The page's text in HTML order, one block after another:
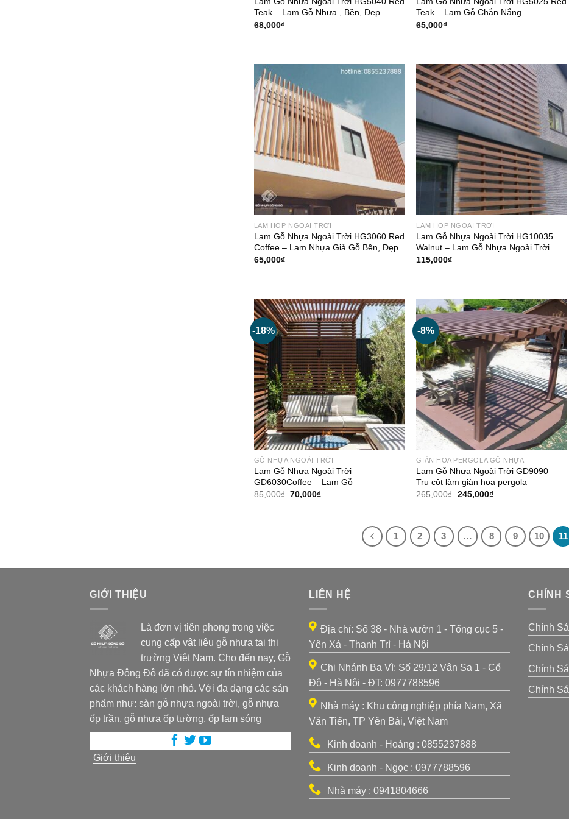
Teak – Lam Gỗ Nhựa , Bền, Đẹp
68,000₫
Teak – Lam Gỗ Chắn Nắng
65,000₫
LAM HỘP NGOÀI TRỜI
Lam Gỗ Nhựa Ngoài Trời HG3060 Red
Coffee – Lam Nhựa Giả Gỗ Bền, Đẹp
65,000₫
LAM HỘP NGOÀI TRỜI
Lam Gỗ Nhựa Ngoài Trời HG10035
Walnut – Lam Gỗ Nhựa Ngoài Trời
115,000₫
-18%
GỖ NHỰA NGOÀI TRỜI
Lam Gỗ Nhựa Ngoài Trời
GD6030Coffee – Lam Gỗ
85,000₫ Giá
70,000₫Giá
-8%
GIÀN HOA PERGOLA GỖ NHỰA
Lam Gỗ Nhựa Ngoài Trời GD9090 –
Trụ cột làm giàn hoa pergola
265,000₫ Giá
245,000₫Giá
245,000₫.
1 2 3 … 8 9 10 11
GIỚI THIỆU
Là đơn vị tiên phong trong việc
cung cấp vật liệu gỗ nhựa tại thị
trường Việt Nam. Cho đến nay, Gỗ
Nhựa Đông Đô đã có được sự tín nhiệm của
các khách hàng lớn nhỏ. Với đa dạng các sản
phẩm như: sàn gỗ nhựa ngoài trời, gỗ nhựa
ốp trần, gỗ nhựa ốp tường, ốp lam sóng
Giới thiệu
LIÊN HỆ
Địa chỉ: Số 38 - Nhà vườn 1 - Tổng cục 5 -
Yên Xá - Thanh Trì - Hà Nội
Chi Nhánh Ba Vì: Số 29/12 Vân Sa 1 - Cổ
Đô - Hà Nội - ĐT: 0977788596
Nhà máy : Khu công nghiệp phía Nam, Xã
Văn Tiến, TP Yên Bái, Việt Nam
Kinh doanh - Hoàng : 0855237888
Kinh doanh - Ngọc : 0977788596
Nhà máy : 0941804666
CHÍNH
Chính
Chính
Chính
Chính